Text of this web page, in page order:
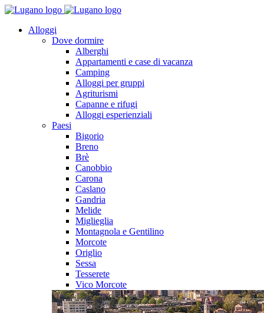
Alloggi
Dove dormire
Alberghi
Appartamenti e case di vacanza
Camping
Alloggi per gruppi
Agriturismi
Capanne e rifugi
Alloggi esperienziali
Paesi
Bigorio
Breno
Brè
Canobbio
Carona
Caslano
Gandria
Melide
Miglieglia
Montagnola e Gentilino
Morcote
Origlio
Sessa
Tesserete
Vico Morcote